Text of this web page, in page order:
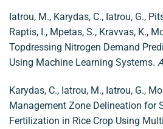
Iatrou, M., Karydas, C., Iatrou, G.,
Raptis, I., Mpetas, S., Kravvas, K.,
Topdressing Nitrogen Demand
Using Machine Learning Systems.
Karydas, C., Iatrou, M., Iatrou, G.,
Management Zone Delineation for
Fertilization in Rice Crop Using